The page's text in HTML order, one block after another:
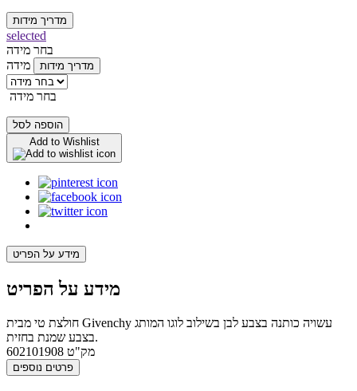
מדריך מידות
selected
בחר מידה
מידה
מדריך מידות
בחר מידה
הוספה לסל
Add to Wishlist
מידע על הפריט
מידע על הפריט
חולצת טי מבית Givenchy עשויה כותנה בצבע לבן בשילוב לוגו המותג
בצבע שמנת בחזית.
מק"ט 602101908
פרטים נוספים